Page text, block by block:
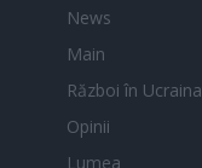
News
Main
Război în Ucraina
Opinii
Lumea